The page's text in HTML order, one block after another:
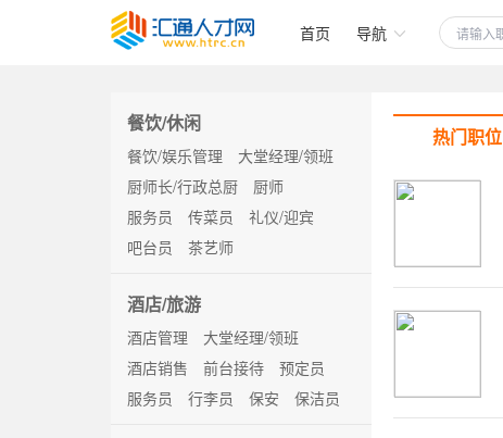
首页 导航
餐饮/休闲
餐饮/娱乐管理
大堂经理/领班
厨师长/行政总厨
厨师
服务员
传菜员
礼仪/迎宾
吧台员
茶艺师
酒店/旅游
酒店管理
大堂经理/领班
酒店销售
前台接待
预定员
服务员
行李员 保安 保洁员
热门职位